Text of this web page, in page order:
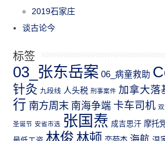
2019石家庄
谈古论今
标签
03_张东岳案 06_病童救助
针灸 九段线 人头税 刑事案件 加拿大落
行 南方周末 南海争端 卡车司机
圣诞节 安省市选 张国焘 成吉思汗 摩托
林俊